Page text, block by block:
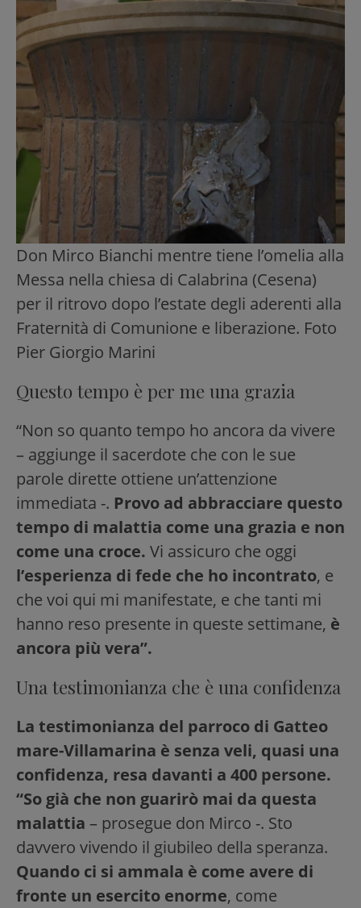
Don Mirco Bianchi mentre tiene l’omelia alla
Messa nella chiesa di Calabrina (Cesena)
per il ritrovo dopo l’estate degli aderenti alla
Fraternità di Comunione e liberazione. Foto
Pier Giorgio Marini
Questo tempo è per me una grazia
“Non so quanto tempo ho ancora da vivere
– aggiunge il sacerdote che con le sue
parole dirette ottiene un’attenzione
immediata -. Provo ad abbracciare questo
tempo di malattia come una grazia e non
come una croce. Vi assicuro che oggi
l’esperienza di fede che ho incontrato, e
che voi qui mi manifestate, e che tanti mi
hanno reso presente in queste settimane, è
ancora più vera”.
Una testimonianza che è una confidenza
La testimonianza del parroco di Gatteo
mare-Villamarina è senza veli, quasi una
confidenza, resa davanti a 400 persone.
“So già che non guarirò mai da questa
malattia – prosegue don Mirco -. Sto
davvero vivendo il giubileo della speranza.
Quando ci si ammala è come avere di
fronte un esercito enorme, come